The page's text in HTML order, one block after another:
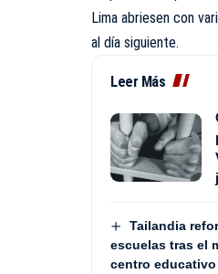
Lima abriesen con
al día siguiente.
Leer Más
Tailandia
escuelas tras el
centro educativo